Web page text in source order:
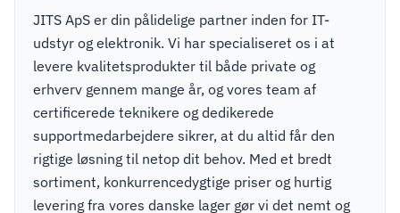
JITS ApS er din pålidelige partner inden for IT-
udstyr og elektronik. Vi har specialiseret os i at
levere kvalitetsprodukter til både private og
erhverv gennem mange år, og vores team af
certificerede teknikere og dedikerede
supportmedarbejdere sikrer, at du altid får den
rigtige løsning til netop dit behov. Med et bredt
sortiment, konkurrencedygtige priser og hurtig
levering fra vores danske lager gør vi det nemt og